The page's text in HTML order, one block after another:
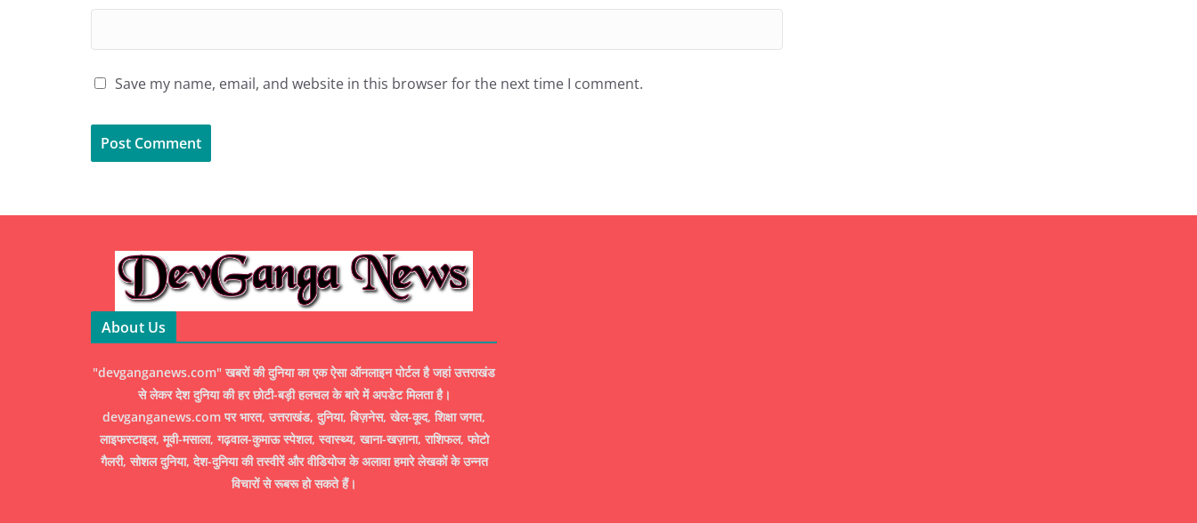
Save my name, email, and website in this browser for the next time I comment.
About Us
"devganganews.com" खबरों की दुनिया का एक ऐसा ऑनलाइन पोर्टल है जहां उत्तराखंड
से लेकर देश दुनिया की हर छोटी-बड़ी हलचल के बारे में अपडेट मिलता है।
devganganews.com पर भारत, उत्तराखंड, दुनिया, बिज़नेस, खेल-कूद, शिक्षा जगत,
लाइफस्टाइल, मूवी-मसाला, गढ़वाल-कुमाऊ स्पेशल, स्वास्थ्य, खाना-खज़ाना, राशिफल, फोटो
गैलरी, सोशल दुनिया, देश-दुनिया की तस्वीरें और वीडियोज के अलावा हमारे लेखकों के उन्नत
विचारों से रूबरू हो सकते हैं।